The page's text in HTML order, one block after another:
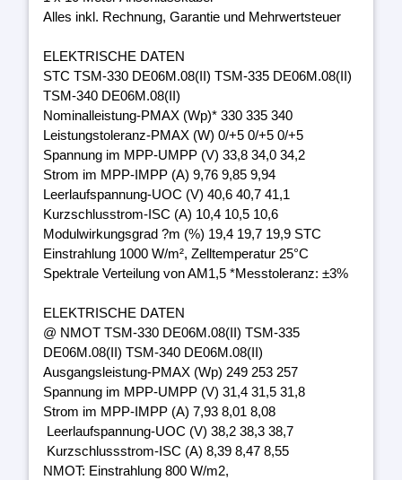
Alles inkl. Rechnung, Garantie und Mehrwertsteuer
ELEKTRISCHE DATEN
STC TSM-330 DE06M.08(II) TSM-335 DE06M.08(II)
TSM-340 DE06M.08(II)
Nominalleistung-PMAX (Wp)* 330 335 340
Leistungstoleranz-PMAX (W) 0/+5 0/+5 0/+5
Spannung im MPP-UMPP (V) 33,8 34,0 34,2
Strom im MPP-IMPP (A) 9,76 9,85 9,94
Leerlaufspannung-UOC (V) 40,6 40,7 41,1
Kurzschlusstrom-ISC (A) 10,4 10,5 10,6
Modulwirkungsgrad ?m (%) 19,4 19,7 19,9 STC
Einstrahlung 1000 W/m², Zelltemperatur 25°C
Spektrale Verteilung von AM1,5 *Messtoleranz: ±3%
ELEKTRISCHE DATEN
@ NMOT TSM-330 DE06M.08(II) TSM-335
DE06M.08(II) TSM-340 DE06M.08(II)
Ausgangsleistung-PMAX (Wp) 249 253 257
Spannung im MPP-UMPP (V) 31,4 31,5 31,8
Strom im MPP-IMPP (A) 7,93 8,01 8,08
Leerlaufspannung-UOC (V) 38,2 38,3 38,7
Kurzschlussstrom-ISC (A) 8,39 8,47 8,55
NMOT: Einstrahlung 800 W/m2,